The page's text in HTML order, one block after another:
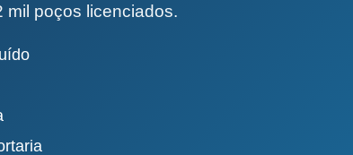
mil poços licenciados.